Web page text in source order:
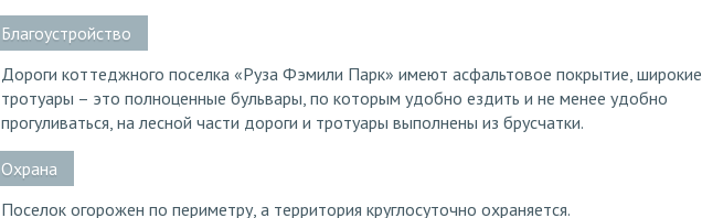
Благоустройство
Дороги коттеджного поселка «Руза Фэмили Парк» имеют асфальтовое покрытие, широкие
тротуары – это полноценные бульвары, по которым удобно ездить и не менее удобно
прогуливаться, на лесной части дороги и тротуары выполнены из брусчатки.
Охрана
Поселок огорожен по периметру, а территория круглосуточно охраняется.